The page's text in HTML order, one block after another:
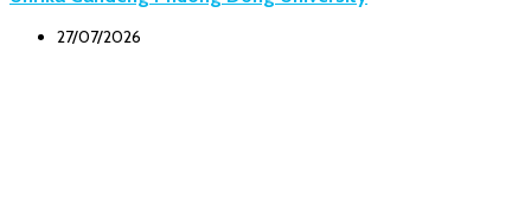
27/07/2026